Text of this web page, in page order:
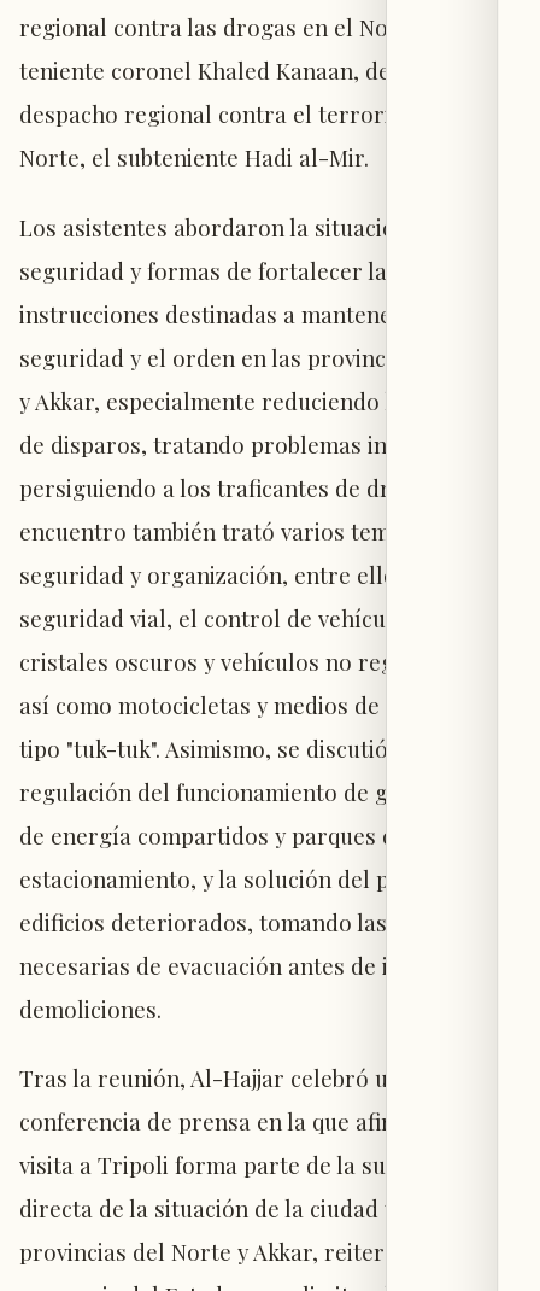
regional contra las drogas en el Norte, el
teniente coronel Khaled Kanaan, del jefe del
despacho regional contra el terrorismo en el
Norte, el subteniente Hadi al-Mir.
Los asistentes abordaron la situación de
seguridad y formas de fortalecer las medidas e
instrucciones destinadas a mantener la
seguridad y el orden en las provincias del Norte
y Akkar, especialmente reduciendo la práctica
de disparos, tratando problemas individuales y
persiguiendo a los traficantes de drogas. El
encuentro también trató varios temas de
seguridad y organización, entre ellos la
seguridad vial, el control de vehículos con
cristales oscuros y vehículos no registrados,
así como motocicletas y medios de transporte
tipo "tuk-tuk". Asimismo, se discutió la
regulación del funcionamiento de generadores
de energía compartidos y parques de
estacionamiento, y la solución del problema de
edificios deteriorados, tomando las medidas
necesarias de evacuación antes de iniciar
demoliciones.
Tras la reunión, Al-Hajjar celebró una
conferencia de prensa en la que afirmó que su
visita a Tripoli forma parte de la supervisión
directa de la situación de la ciudad y de las
provincias del Norte y Akkar, reiterando que la